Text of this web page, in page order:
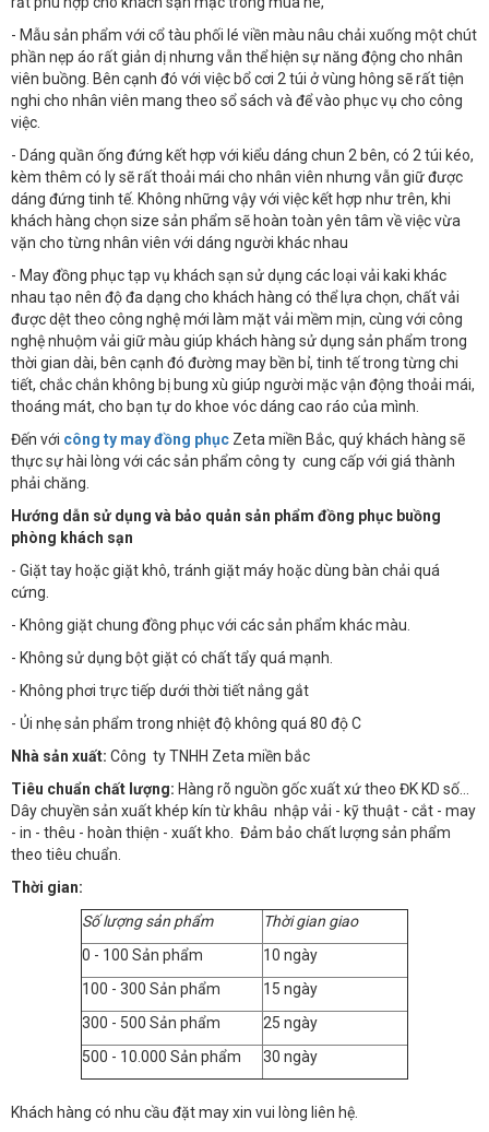
- Mẫu sản phẩm với cổ tàu phối lé viền màu nâu chải xuống một chút
phần nẹp áo rất giản dị nhưng vẫn thể hiện sự năng động cho nhân
viên buồng. Bên cạnh đó với việc bổ cơi 2 túi ở vùng hông sẽ rất tiện
nghi cho nhân viên mang theo sổ sách và để vào phục vụ cho công
việc.
- Dáng quần ống đứng kết hợp với kiểu dáng chun 2 bên, có 2 túi kéo,
kèm thêm có ly sẽ rất thoải mái cho nhân viên nhưng vẫn giữ được
dáng đứng tinh tế. Không những vậy với việc kết hợp như trên, khi
khách hàng chọn size sản phẩm sẽ hoàn toàn yên tâm về việc vừa
vặn cho từng nhân viên với dáng người khác nhau
- May đồng phục tạp vụ khách sạn sử dụng các loại vải kaki khác
nhau tạo nên độ đa dạng cho khách hàng có thể lựa chọn, chất vải
được dệt theo công nghệ mới làm mặt vải mềm mịn, cùng với công
nghệ nhuộm vải giữ màu giúp khách hàng sử dụng sản phẩm trong
thời gian dài, bên cạnh đó đường may bền bỉ, tinh tế trong từng chi
tiết, chắc chắn không bị bung xù giúp người mặc vận động thoải mái,
thoáng mát, cho bạn tự do khoe vóc dáng cao ráo của mình.
Đến với công ty may đồng phục Zeta miền Bắc, quý khách hàng sẽ
thực sự hài lòng với các sản phẩm công ty cung cấp với giá thành
phải chăng.
Hướng dẫn sử dụng và bảo quản sản phẩm đồng phục buồng
phòng khách sạn
- Giặt tay hoặc giặt khô, tránh giặt máy hoặc dùng bàn chải quá
cứng.
- Không giặt chung đồng phục với các sản phẩm khác màu.
- Không sử dụng bột giặt có chất tẩy quá mạnh.
- Không phơi trực tiếp dưới thời tiết nắng gắt
- Ủi nhẹ sản phẩm trong nhiệt độ không quá 80 độ C
Nhà sản xuất: Công ty TNHH Zeta miền bắc
Tiêu chuẩn chất lượng: Hàng rõ nguồn gốc xuất xứ theo ĐK KD số…
Dây chuyền sản xuất khép kín từ khâu nhập vải - kỹ thuật - cắt - may
- in - thêu - hoàn thiện - xuất kho. Đảm bảo chất lượng sản phẩm
theo tiêu chuẩn.
Thời gian:
Số lượng sản phẩm
Thời gian giao
0 - 100 Sản phẩm
10 ngày
100 - 300 Sản phẩm
15 ngày
300 - 500 Sản phẩm
25 ngày
500 - 10.000 Sản phẩm
30 ngày
Khách hàng có nhu cầu đặt may xin vui lòng liên hệ.